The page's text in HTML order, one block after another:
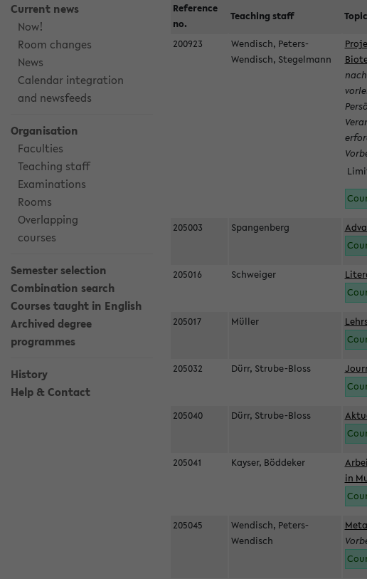
Current news
Now!
Room changes
News
Calendar integration
and newsfeeds
Organisation
Faculties
Teaching staff
Examinations
Rooms
Overlapping
courses
Semester selection
Combination search
Courses taught in English
Archived degree
programmes
History
Help & Contact
Reference
no.
Teaching staff Topic
200923
Wendisch, Peters-
Wendisch, Stegelmann
205003 Spangenberg
205016 Schweiger
205017 Müller
205032 Dürr, Strube-Bloss
205040 Dürr, Strube-Bloss
205041 Kayser, Böddeker
in
205045
Wendisch, Peters-
Wendisch